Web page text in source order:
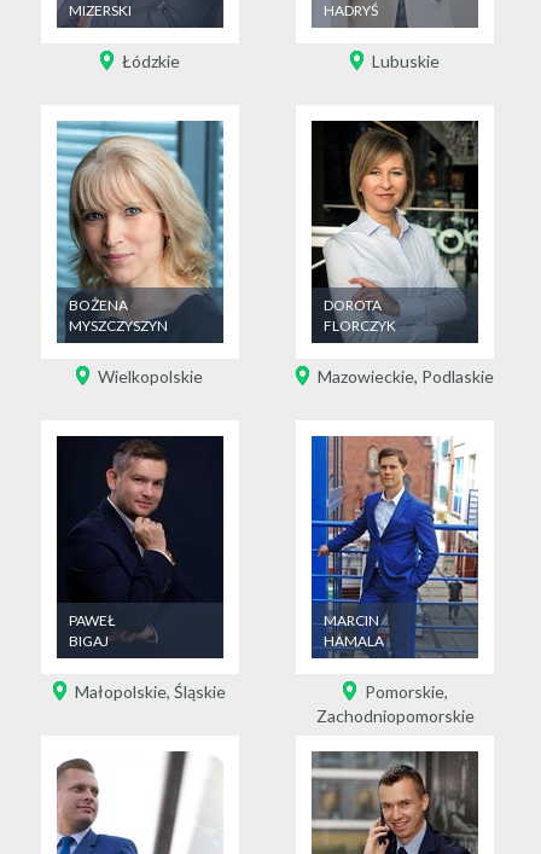
MIZERSKI
Łódzkie
HADRYŚ
Lubuskie
BOŻENA
MYSZCZYSZYN
Wielkopolskie
DOROTA
FLORCZYK
Mazowieckie, Podlaskie
PAWEŁ
BIGAJ
Małopolskie,Śląskie
MARCIN
HAMALA
Pomorskie,
Zachodniopomorskie